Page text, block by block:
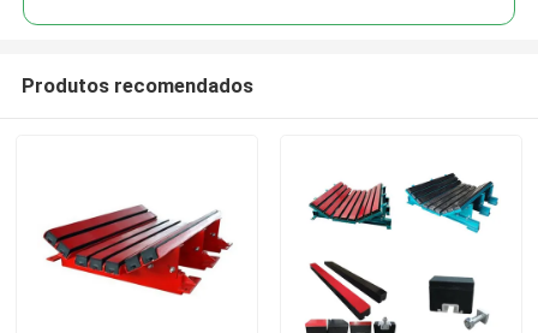
Produtos recomendados